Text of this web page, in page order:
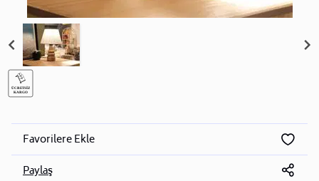
Favorilere Ekle
Paylaş